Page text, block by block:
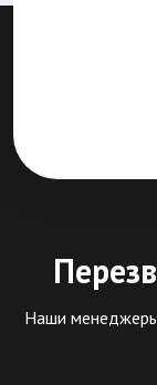
Наши менеджеры